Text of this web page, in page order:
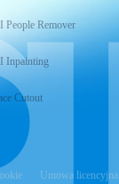
People Remover
Inpainting
Cutout
Umowa licencyjna